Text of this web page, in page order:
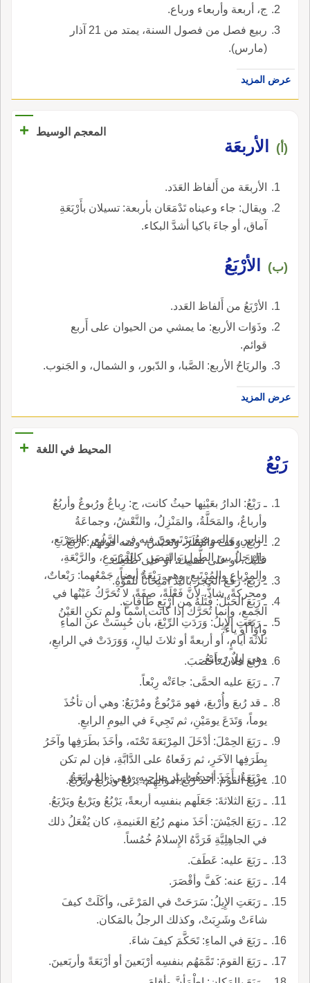
ج، أربعة وأربعاء ورباع.
ربيع فصل من فصول السنة، يمتد من 21 آذار
(مارس).
عرض المزيد
المعجم الوسيط +
(أ) الأربعَة
الأربعَة من أَلفاظ العَدَد.
ويقال: جاء وعيناه تَدْمَعَان بأربعة: تسيلان بأَرْبَعَةِ
آماق، أو جاءَ باكيا أشدَّ البكاء.
(ب) الأرْبَعُ
الأرْبَعُ من أَلفاظ العَدد.
وذَوَات الأربع: ما يمشي من الحيوان على أَربع
قوائم.
والريَاحُ الأربع: الصَّبا، و الدّبور، و الشمال، و الجَنوب.
عرض المزيد
المحيط في اللغة
+
رَبْعُ
ـ رَبْعُ: الدارُ بعَيْنِها حيثُ كانت، ج: رِباعٌ ورُبوعٌ وأربُعٌ
وأرباعٌ، والمَحَلَّةُ، والمَنْزِلُ، والنَّعْشُ، وجماعَةُ
الناسِ، والموضِعُ يَرْتَبعونَ فيه في الرَّبيعِ، كالمَرْبَعِ،
والرجلُ بينَ الطُّولِ والقِصَرِ، كالمَرْبوعِ، والرَّبْعَةِ،
والمِرْباعِ والمُرْتَبعِ، وهي رَبْعَةٌ أيضاً، جَمْعُهما: رَبْعاتٌ،
ومحركةً، شاذٌّ، لأنَّ فَعْلَةً، صِفَةً، لا تُحَرَّكُ عَيْنُها في
الجَمعِ، وإنما تُحَرَّكُ إذا كانت اسْماً ولم تكنِ العَيْنُ
واواً أو ياءً.
ـ رَبَعَ: وَقَفَ وانْتَظَرَ، وَتَحَبَّسَ، ومنه قولُهم: ارْبَعْ
عَلَيْكَ، أو على نفسِكَ، أو على ظَلْعِكَ.
ـ رَبَعَ: رَفَعَ الحَجَرَ باليَد امْتِحَاناً للقُوَّةِ.
ـ رَبَعَ الحَبْلَ: فَتَلَهُ من أرْبَعِ طاقاتٍ.
ـ رَبَعَتِ الإِبِلُ: وَرَدَتِ الرِّبْعَ، بأن حُبِسَتْ عن الماءِ
ثلاثَةَ أيامٍ، أو أربعةً أو ثلاثَ ليالٍ، وَوَرَدَتْ في الرابعِ،
وهي إبِلٌ رَوابعُ.
ـ رَبَعَ فلانٌ: أَخْصَبَ.
ـ رَبَعَ عليه الحمَّى: جاءَتْه رِبْعاً.
ـ قد رُبعَ وأُرْبعَ، فهو مَرْبُوعٌ ومُرْبَعٌ: وهي أن تأخُذَ
يوماً، وَتَدَعَ يومَيْنِ، ثم تَجِيءَ في اليومِ الرابعِ.
ـ رَبَعَ الحِمْلَ: أدْخَلَ المِرْبَعَةَ تَحْتَه، وأخَذَ بطَرَفِها وآخَرُ
بِطَرَفِها الآخَرِ، ثم رَفَعاهُ على الدَّابَّةِ، فإن لم تكن
مِرْبَعَةٌ، أَخَذَ أحدهُما بِيَدِ صاحِبِهِ، وهي: المُرابَعَةُ.
ـ رَبَعَ القومَ: أخَذَ رُبُعَ أموالِهِم، يَرْبُعُ ويَرْبعُ ويَرْبَعُ.
ـ رَبَعَ الثلاثةَ: جَعَلَهم بنفسِه أربعةً، يَرْبُعُ ويَرْبعُ ويَرْبَعُ.
ـ رَبَعَ الجَيْشَ: أخَذَ منهم رُبُعَ الغَنيمةِ، كان يُفْعَلُ ذلك
في الجاهِلِيَّةِ فَرَدَّهُ الإِسلامُ خُمُساً.
ـ رَبَعَ عليه: عَطَفَ.
ـ رَبَعَ عنه: كَفَّ وأقْصَرَ.
ـ رَبَعَتِ الإِبِلُ: سَرَحَتْ في المَرْعَى، وأكَلَتْ كيفَ
شاءَتْ وشَرِبَتْ، وكذلك الرجلُ بالمَكان.
ـ رَبَعَ في الماءِ: تَحَكَّمَ كيفَ شاءَ.
ـ رَبَعَ القومَ: تَمَّمَهُم بنفسِه أرْبَعينَ أو أرْبَعَةً وأربَعينَ.